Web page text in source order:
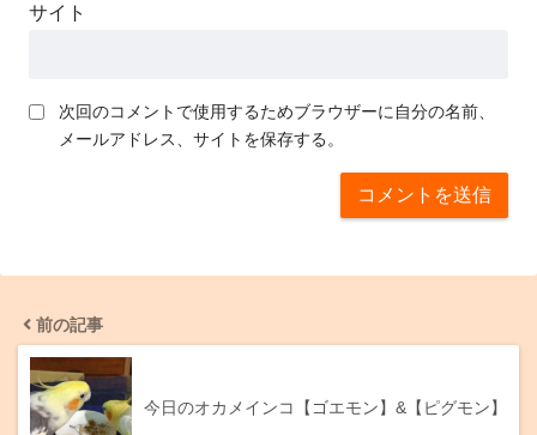
サイト
次回のコメントで使用するためブラウザーに自分の名前、
メールアドレス、サイトを保存する。
前の記事
今日のオカメインコ【ゴエモン】&【ピグモン】